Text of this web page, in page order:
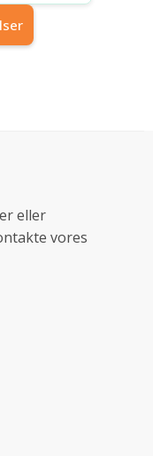
eller
vores